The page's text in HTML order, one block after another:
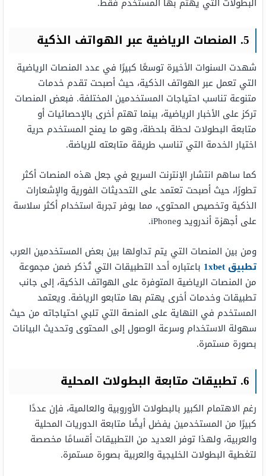
5. المنصات الرياضية عبر الهواتف الذكية
شهدت السنوات الأخيرة توسعًا كبيرًا في عدد المنصات الرياضية
التي تعمل عبر الهواتف الذكية، حيث أصبحت تقدم خدمات
متنوعة تناسب احتياجات المستخدمين المختلفة. فبعض المنصات
تركز على الأخبار الرياضية، بينما تهتم أخرى بالإحصائيات أو
متابعة البطولات لحظة بلحظة، وهو ما يمنح المستخدم حرية
اختيار الخدمة التي تناسب طريقة متابعته للرياضة.
كما ساهم انتشار الإنترنت السريع في جعل هذه المنصات أكثر
تطورًا، حيث أصبحت تعتمد على التحديثات الفورية والإشعارات
الذكية وتخصيص المحتوى، مما يوفر تجربة استخدام أكثر سلاسة
على أجهزة أندرويد وiPhone.
ومن بين المنصات التي يتم تداولها بين بعض المستخدمين العرب
تطبيق 1xbet
باعتباره أحد التطبيقات التي تُذكر ضمن مجموعة
من المنصات الرياضية المتوفرة على الهواتف الذكية، إلى جانب
تطبيقات وخدمات أخرى يهتم بها متابعو الرياضة. ويعتمد
المستخدم في النهاية على المنصة التي تلبي احتياجاته من حيث
سهولة الاستخدام وسرعة الوصول إلى المحتوى وتحديث البيانات
بصورة مستمرة.
6. تطبيقات متابعة البطولات المحلية
رغم الاهتمام الكبير بالبطولات الأوروبية والعالمية، فإن عددًا
كبيرًا من المستخدمين يفضل أيضًا متابعة الدوريات المحلية
والعربية، ولهذا توفر العديد من التطبيقات أقسامًا مخصصة
لتغطية البطولات الخليجية والعربية بصورة مستمرة.